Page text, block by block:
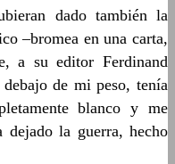
dado también la
–bromea en una carta,
a su editor Ferdinand
de mi peso, tenía
blanco y me
la guerra, hecho